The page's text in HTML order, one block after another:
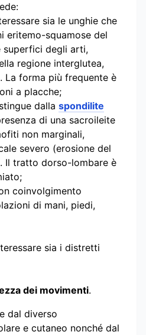
sia le unghie che
eritemo-squamose del
superfici degli arti,
regione interglutea,
La forma più frequente è
a placche;
dalla spondilite
di una sacroileite
non marginali,
severo (erosione del
Il tratto dorso-lombare è
coinvolgimento
di mani, piedi,
sia i distretti
dei movimenti.
dal diverso
e cutaneo nonché dal